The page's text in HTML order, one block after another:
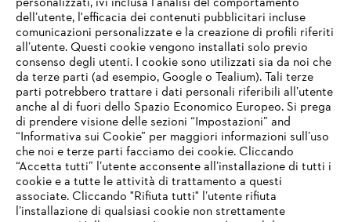
L’azienda
STIHL FAQ
Service
IHR BROWSER WIRD NICHT
UNTERSTÜTZT
dell’utente, l'efficacia dei contenuti pubblicitari incluse
comunicazioni personalizzate e la creazione di profili riferiti
all’utente. Questi cookie vengono installati solo previo
consenso degli utenti. I cookie sono utilizzati sia da noi che
da terze parti (ad esempio, Google o Tealium). Tali terze
parti potrebbero trattare i dati personali riferibili all’utente
anche al di fuori dello Spazio Economico Europeo. Si prega
di prendere visione delle sezioni “Impostazioni” and
“Informativa sui Cookie” per maggiori informazioni sull’uso
che noi e terze parti facciamo dei cookie. Cliccando
“Accetta tutti” l’utente acconsente all’installazione di tutti i
cookie e a tutte le attività di trattamento a questi
associate. Cliccando "Rifiuta tutti" l’utente rifiuta
l’installazione di qualsiasi cookie non strettamente